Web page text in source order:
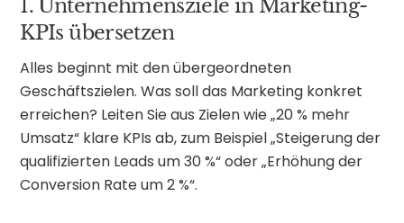
1. Unternehmensziele in Marketing-
KPIs übersetzen
Alles beginnt mit den übergeordneten
Geschäftszielen. Was soll das Marketing konkret
erreichen? Leiten Sie aus Zielen wie „20 % mehr
Umsatz“ klare KPIs ab, zum Beispiel „Steigerung der
qualifizierten Leads um 30 %“ oder „Erhöhung der
Conversion Rate um 2 %“.